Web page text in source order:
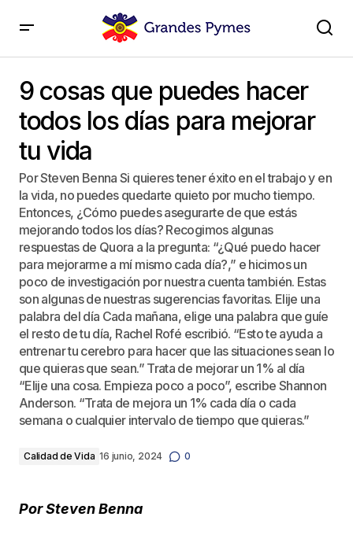
9 cosas que puedes hacer
todos los días para mejorar
tu vida
Por Steven Benna Si quieres tener éxito en el trabajo y en
la vida, no puedes quedarte quieto por mucho tiempo.
Entonces, ¿Cómo puedes asegurarte de que estás
mejorando todos los días? Recogimos algunas
respuestas de Quora a la pregunta: “¿Qué puedo hacer
para mejorarme a mí mismo cada día?,” e hicimos un
poco de investigación por nuestra cuenta también. Estas
son algunas de nuestras sugerencias favoritas. Elije una
palabra del día Cada mañana, elige una palabra que guíe
el resto de tu día, Rachel Rofé escribió. “Esto te ayuda a
entrenar tu cerebro para hacer que las situaciones sean lo
que quieras que sean.” Trata de mejorar un 1% al día
“Elije una cosa. Empieza poco a poco”, escribe Shannon
Anderson. “Trata de mejora un 1% cada día o cada
semana o cualquier intervalo de tiempo que quieras.”
Calidad de Vida 16 junio, 2024 0
Por Steven Benna